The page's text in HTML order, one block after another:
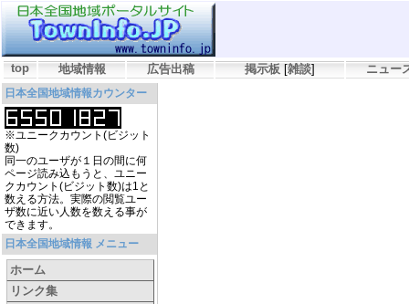
top 地域情報 広告出稿 掲示板 [雑談] ニュー
日本全国地域情報カウンター
※ユニークカウント(ビジット
数)
同一のユーザが１日の間に何
ページ読み込もうと、ユニー
クカウント(ビジット数)は1と
数える方法。実際の閲覧ユー
ザ数に近い人数を数える事が
できます。
日本全国地域情報 メニュー
ホーム
リンク集